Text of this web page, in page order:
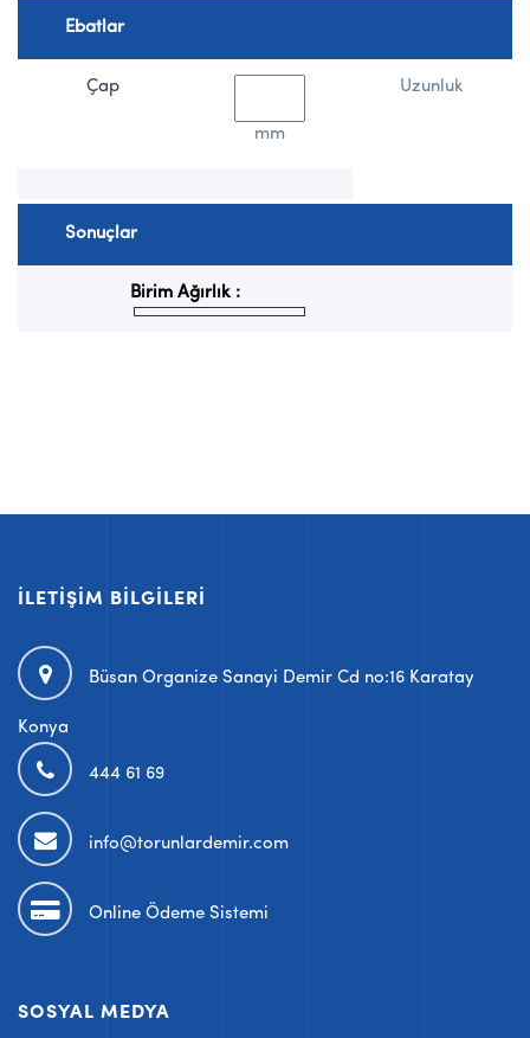
Ebatlar
Çap
mm
Uzunluk
Sonuçlar
Birim Ağırlık :
İLETIŞIM BILGILERI
Büsan Organize Sanayi Demir Cd no:16 Karatay
Konya
444 61 69
info@torunlardemir.com
Online Ödeme Sistemi
SOSYAL MEDYA